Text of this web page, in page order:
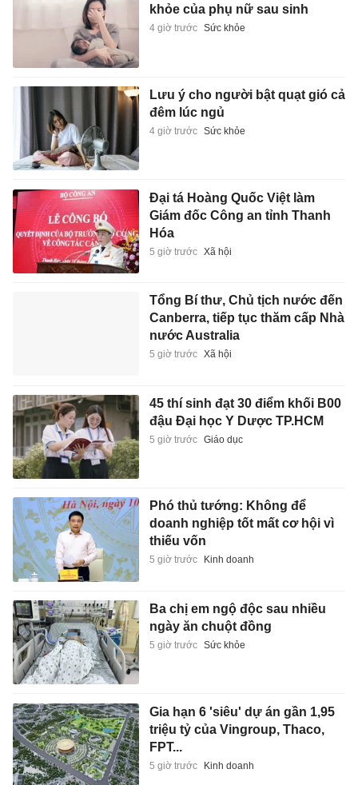
khỏe của phụ nữ sau sinh
4 giờ trước Sức khỏe
Lưu ý cho người bật quạt gió cả
đêm lúc ngủ
4 giờ trước Sức khỏe
Đại tá Hoàng Quốc Việt làm
Giám đốc Công an tỉnh Thanh
Hóa
5 giờ trước Xã hội
Tổng Bí thư, Chủ tịch nước đến
Canberra, tiếp tục thăm cấp Nhà
nước Australia
5 giờ trước Xã hội
45 thí sinh đạt 30 điểm khối B00
đậu Đại học Y Dược TP.HCM
5 giờ trước Giáo dục
Phó thủ tướng: Không để
doanh nghiệp tốt mất cơ hội vì
thiếu vốn
5 giờ trước Kinh doanh
Ba chị em ngộ độc sau nhiều
ngày ăn chuột đồng
5 giờ trước Sức khỏe
Gia hạn 6 'siêu' dự án gần 1,95
triệu tỷ của Vingroup, Thaco,
FPT...
5 giờ trước Kinh doanh